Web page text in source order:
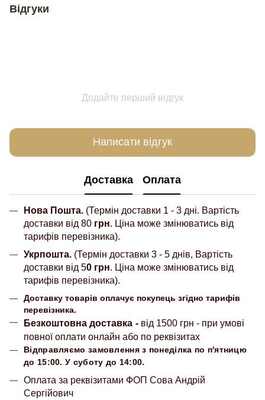
Відгуки
Додайте перший відгук
Написати відгук
Доставка Оплата
Нова Пошта. (Термін доставки 1 - 3 дні. Вартість
доставки від 80 грн. Ціна може змінюватись від
тарифів перевізника).
Укрпошта. (Термін доставки 3 - 5 днів, Вартість
доставки від 50 грн. Ціна може змінюватись від
тарифів перевізника).
Доставку товарів оплачує покупець згідно тарифів
перевізника.
Безкоштовна доставка - від 1500 грн - при умові
повної оплати онлайн або по реквізитах
Відправляємо замовлення з понеділка по п'ятницю
до 15:00. У суботу до 14:00.
Оплата за реквізитами ФОП Сова Андрій
Сергійович